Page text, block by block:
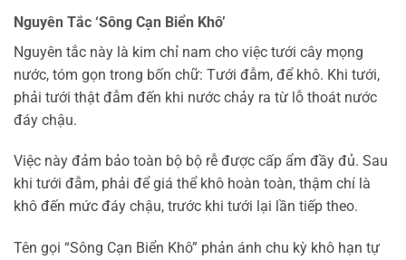
Nguyên Tắc ‘Sông Cạn Biển Khô’
Nguyên tắc này là kim chỉ nam cho việc tưới cây mọng
nước, tóm gọn trong bốn chữ: Tưới đẫm, để khô. Khi tưới,
phải tưới thật đẫm đến khi nước chảy ra từ lỗ thoát nước
đáy chậu.
Việc này đảm bảo toàn bộ bộ rễ được cấp ẩm đầy đủ. Sau
khi tưới đẫm, phải để giá thể khô hoàn toàn, thậm chí là
khô đến mức đáy chậu, trước khi tưới lại lần tiếp theo.
Tên gọi “Sông Cạn Biển Khô” phản ánh chu kỳ khô hạn tự